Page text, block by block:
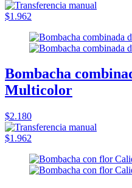
$1.962
Bombacha
Multicolor
$2.180
$1.962